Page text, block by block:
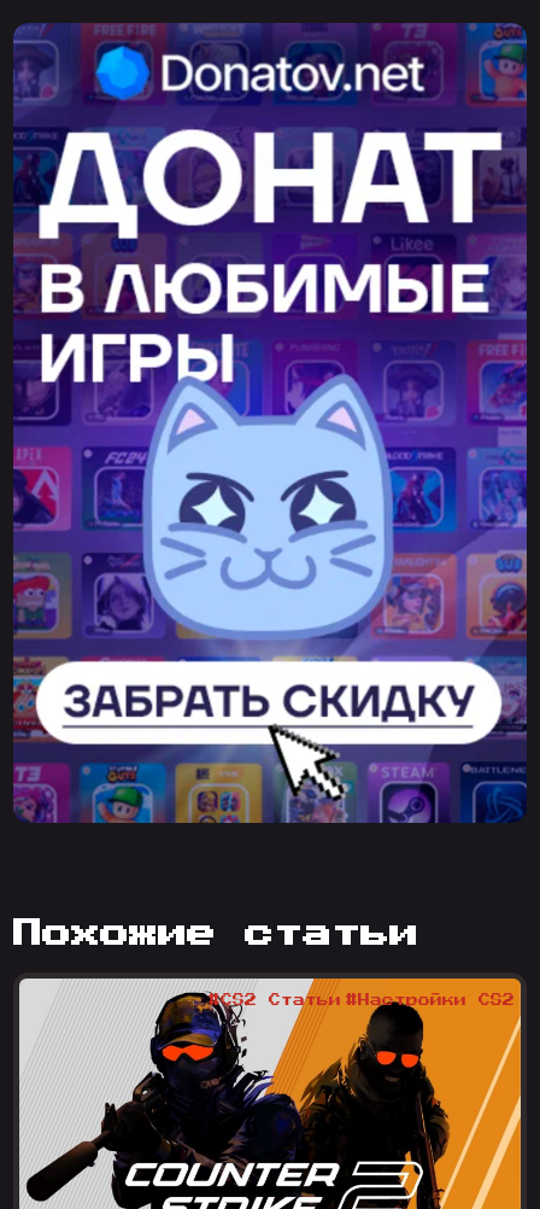
похожие статьи
#CS2 Статьи #Настройки CS2